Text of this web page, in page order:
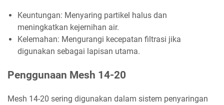
Keuntungan: Menyaring partikel halus dan
meningkatkan kejernihan air.
Kelemahan: Mengurangi kecepatan filtrasi jika
digunakan sebagai lapisan utama.
Penggunaan Mesh 14-20
Mesh 14-20 sering digunakan dalam sistem penyaringan